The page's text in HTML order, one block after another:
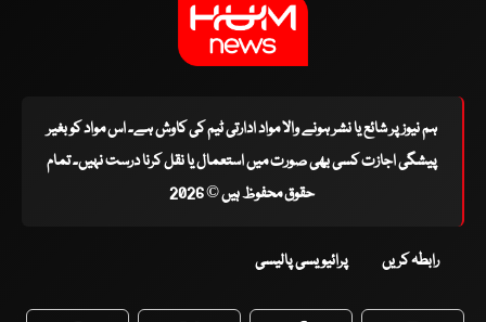
ہم نیوز پر شائع یا نشر ہونے والا مواد ادارتی ٹیم کی کاوش ہے۔ اس مواد کو بغیر
پیشگی اجازت کسی بھی صورت میں استعمال یا نقل کرنا درست نہیں۔ تمام
حقوق محفوظ ہیں © 2026
رابطہ کریں پرائیویسی پالیسی